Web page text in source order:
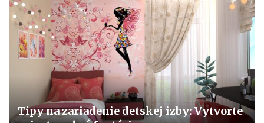
Tipy na zariadenie detskej izby: Vytvorte